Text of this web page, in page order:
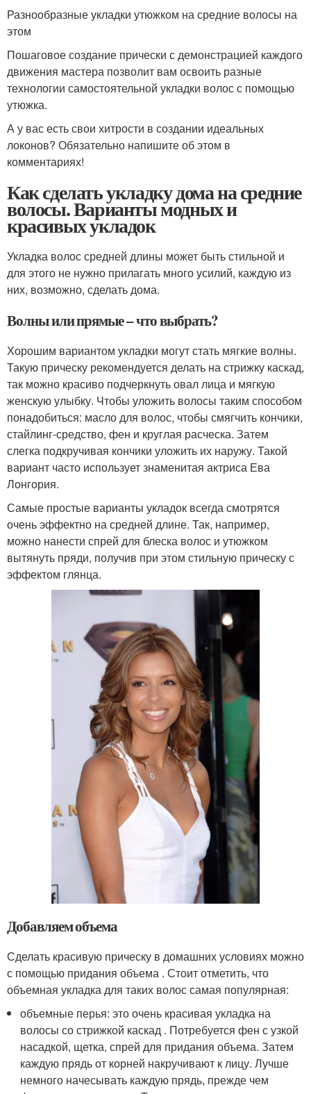
Разнообразные укладки утюжком на средние волосы на
этом
Пошаговое создание прически с демонстрацией каждого
движения мастера позволит вам освоить разные
технологии самостоятельной укладки волос с помощью
утюжка.
А у вас есть свои хитрости в создании идеальных
локонов? Обязательно напишите об этом в
комментариях!
Как сделать укладку дома на средние
волосы. Варианты модных и
красивых укладок
Укладка волос средней длины может быть стильной и
для этого не нужно прилагать много усилий, каждую из
них, возможно, сделать дома.
Волны или прямые – что выбрать?
Хорошим вариантом укладки могут стать мягкие волны.
Такую прическу рекомендуется делать на стрижку каскад,
так можно красиво подчеркнуть овал лица и мягкую
женскую улыбку. Чтобы уложить волосы таким способом
понадобиться: масло для волос, чтобы смягчить кончики,
стайлинг-средство, фен и круглая расческа. Затем
слегка подкручивая кончики уложить их наружу. Такой
вариант часто использует знаменитая актриса Ева
Лонгория.
Самые простые варианты укладок всегда смотрятся
очень эффектно на средней длине. Так, например,
можно нанести спрей для блеска волос и утюжком
вытянуть пряди, получив при этом стильную прическу с
эффектом глянца.
Добавляем объема
Сделать красивую прическу в домашних условиях можно
с помощью придания объема . Стоит отметить, что
объемная укладка для таких волос самая популярная:
объемные перья: это очень красивая укладка на
волосы со стрижкой каскад . Потребуется фен с узкой
насадкой, щетка, спрей для придания объема. Затем
каждую прядь от корней накручивают к лицу. Лучше
немного начесывать каждую прядь, прежде чем